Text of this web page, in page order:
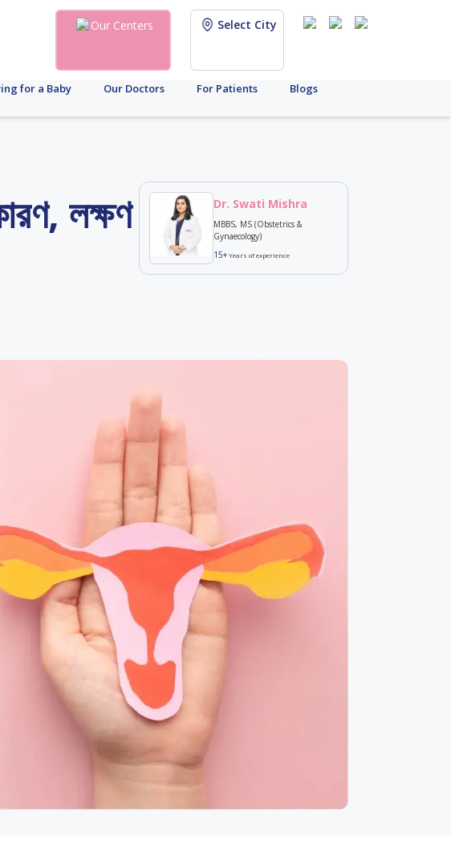
Our Centers Select City
for a Baby Our Doctors For Patients Blogs
লক্ষণ
Dr. Swati Mishra
MBBS, MS (Obstetrics &
Gynaecology)
15+Years of experience